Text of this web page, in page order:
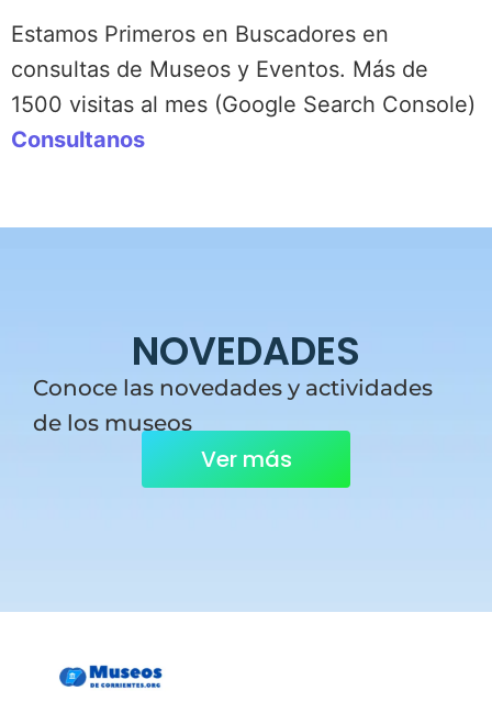
Estamos Primeros en Buscadores en
consultas de Museos y Eventos. Más de
1500 visitas al mes (Google Search Console)
Consultanos
NOVEDADES
Conoce las novedades y actividades
de los museos
Ver más